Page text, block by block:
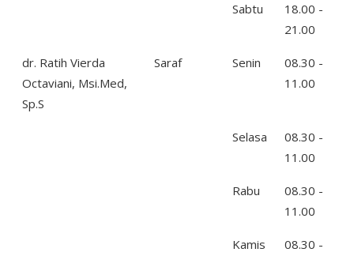
Sabtu
18.00 -
21.00
dr. Ratih Vierda
Octaviani, Msi.Med,
Sp.S
Saraf Senin
08.30 -
11.00
Selasa
08.30 -
11.00
Rabu
08.30 -
11.00
Kamis
08.30 -